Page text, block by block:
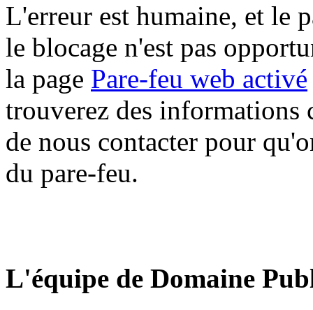
L'erreur est humaine, et le
le blocage n'est pas
la page Pare-feu web activé
trouverez des informations
de nous contacter pour
du pare-feu.
L'équipe de Domaine